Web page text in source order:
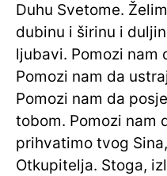
Duhu Svetome.
dubinu i širinu i
ljubavi. Pomozi nam
Pomozi nam da
Pomozi nam da
tobom. Pomozi nam
prihvatimo tvog
Otkupitelja. Stoga,